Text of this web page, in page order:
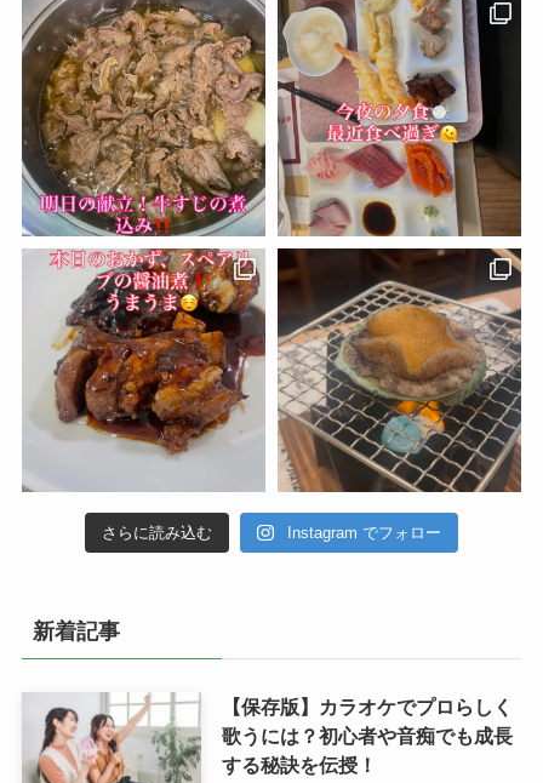
さらに読み込む Instagram でフォロー
新着記事
【保存版】カラオケでプロらしく
歌うには？初心者や音痴でも成長
する秘訣を伝授！